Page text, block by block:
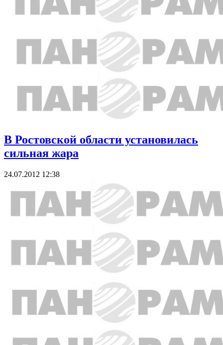
В Ростовской области установилась
сильная жара
24.07.2012 12:38